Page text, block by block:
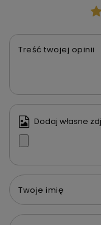
Treść twojej opinii
Dodaj własne
Twoje imię